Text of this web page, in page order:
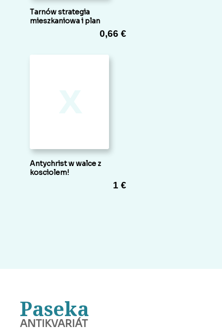
Tarnów strategia
mieszkaniowa i plan
0,66 €
Antychrist w walce z
kosciolem!
1 €
Paseka
ANTIKVARIÁT